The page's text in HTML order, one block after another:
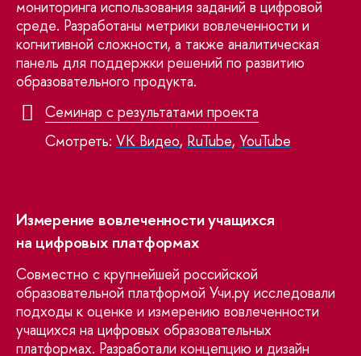
мониторинга использования заданий в цифровой
среде. Разработаны метрики вовлеченности и
когнитивной сложности, а также аналитическая
панель для поддержки решений по развитию
образовательного продукта.
Семинар с результатами проекта
Смотреть: VK Видео, RuTube, YouTube
Измерение вовлеченности учащихся
на цифровых платформах
Совместно с крупнейшей российской
образовательной платформой Учи.ру исследовали
подходы к оценке и измерению вовлеченности
учащихся на цифровых образовательных
платформах. Разработали концепцию и дизайн